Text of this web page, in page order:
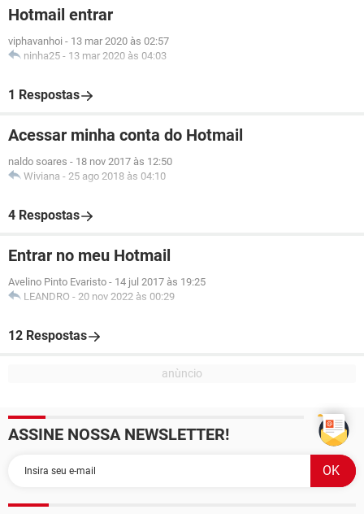
Hotmail entrar
viphavanhoi - 13 mar 2020 às 02:57
ninha25 - 13 mar 2020 às 04:03
1 Respostas
Acessar minha conta do Hotmail
naldo soares - 18 nov 2017 às 12:50
Wiviana - 25 ago 2018 às 04:10
4 Respostas
Entrar no meu Hotmail
Avelino Pinto Evaristo - 14 jul 2017 às 19:25
LEANDRO - 20 nov 2022 às 00:29
12 Respostas
ASSINE NOSSA NEWSLETTER!